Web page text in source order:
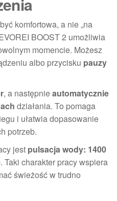
komfortowa, a nie „na
BOOST 2 umożliwia
momencie. Możesz
albo przycisku pauzy
, a następnieautomatycznie
działania. To pomaga
i ułatwia dopasowanie
potrzeb.
jest pulsacja wody: 1400
. Taki charakter pracy wspiera
świeżość w trudno